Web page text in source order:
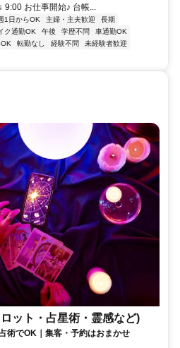
お仕事開始♪ 台帳...
1日からOK 主婦・主夫歓迎
長期
ク通勤OK 午後 学歴不問
車通勤OK
転勤なし 経験不問
未経験者歓迎
ット・占星術・霊感など)
術でOK｜集客・予約はおまかせ